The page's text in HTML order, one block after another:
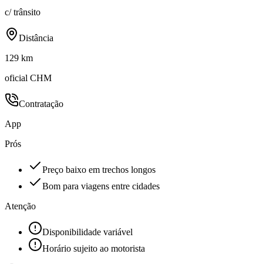
c/ trânsito
Distância
129 km
oficial CHM
Contratação
App
Prós
Preço baixo em trechos longos
Bom para viagens entre cidades
Atenção
Disponibilidade variável
Horário sujeito ao motorista